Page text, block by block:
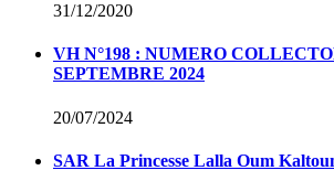
31/12/2020
VH N°198 : NUMERO
SEPTEMBRE 2024
20/07/2024
SAR La Princesse Lalla Oum